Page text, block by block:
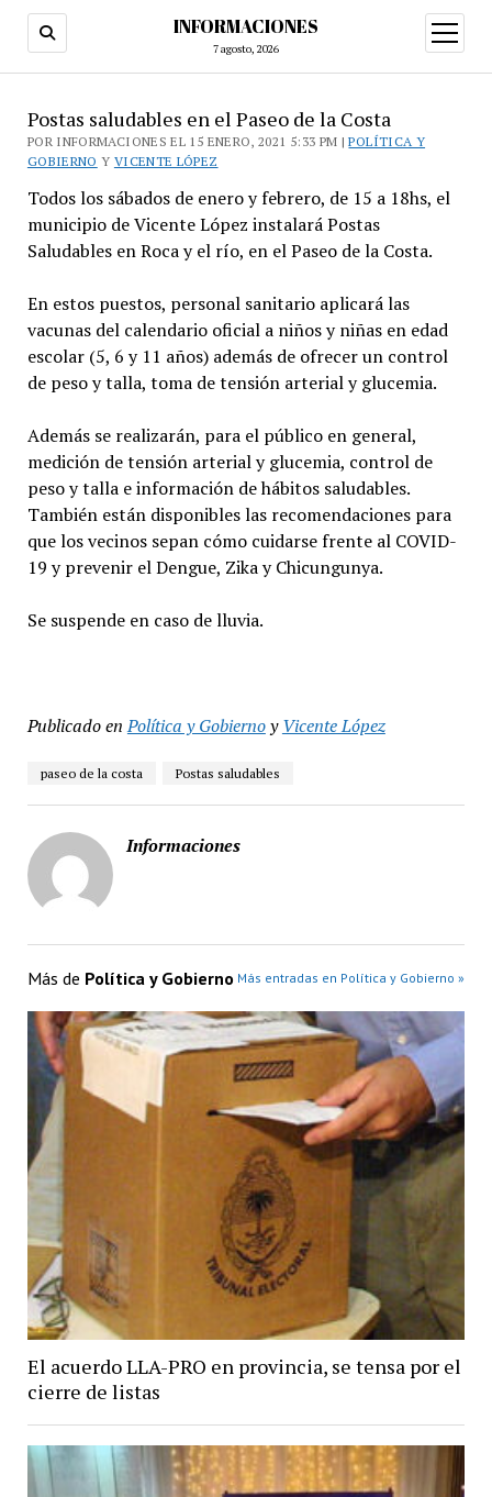
INFORMACIONES
7 agosto, 2026
abrir
menú
Postas saludables en el Paseo de la Costa
POR INFORMACIONES EL 15 ENERO, 2021 5:33 PM |POLÍTICA Y
GOBIERNO Y VICENTE LÓPEZ
Todos los sábados de enero y febrero, de 15 a 18hs, el
municipio de Vicente López instalará Postas
Saludables en Roca y el río, en el Paseo de la Costa.
En estos puestos, personal sanitario aplicará las
vacunas del calendario oficial a niños y niñas en edad
escolar (5, 6 y 11 años) además de ofrecer un control
de peso y talla, toma de tensión arterial y glucemia.
Además se realizarán, para el público en general,
medición de tensión arterial y glucemia, control de
peso y talla e información de hábitos saludables.
También están disponibles las recomendaciones para
que los vecinos sepan cómo cuidarse frente al COVID-
19 y prevenir el Dengue, Zika y Chicungunya.
Se suspende en caso de lluvia⁣.
Publicado en Política y GobiernoyVicente López
paseo de la costa Postas saludables
Informaciones
Más de Política y Gobierno Más entradas en Política y Gobierno »
El acuerdo LLA-PRO en provincia, se tensa por el
cierre de listas